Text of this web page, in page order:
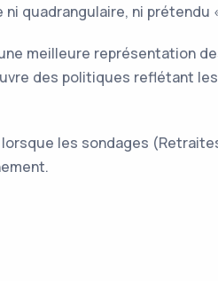
quadrangulaire, ni prétendu
meilleure représentation
des politiques reflétant
les sondages